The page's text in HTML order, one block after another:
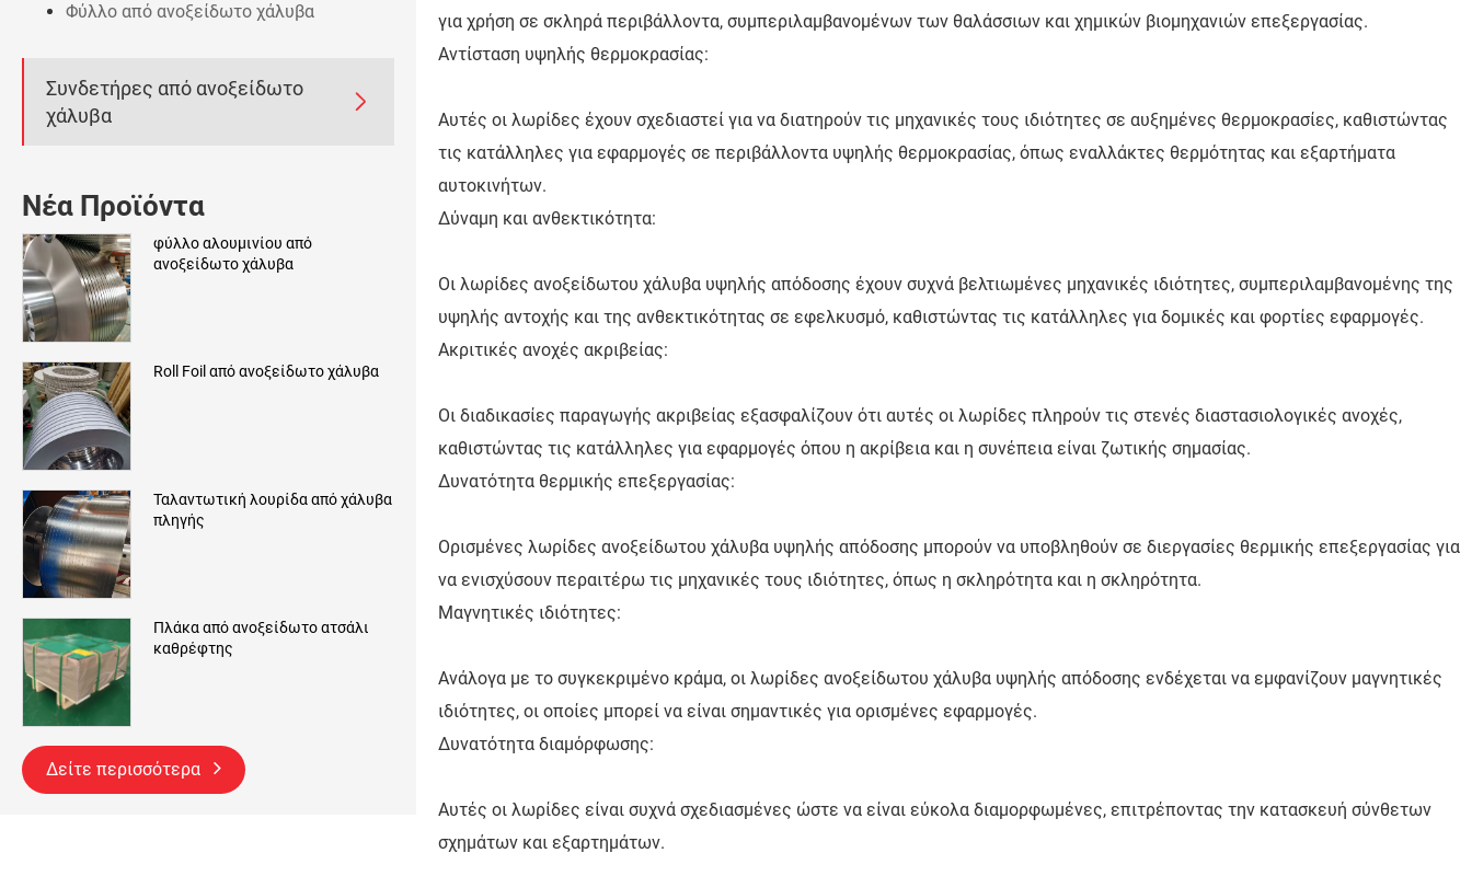
Φύλλο από ανοξείδωτο χάλυβα
Συνδετήρες από ανοξείδωτο
χάλυβα

Νέα Προϊόντα
φύλλο αλουμινίου από
ανοξείδωτο χάλυβα
Roll Foil από ανοξείδωτο χάλυβα
Ταλαντωτική λουρίδα από χάλυβα
πληγής
Πλάκα από ανοξείδωτο ατσάλι
καθρέφτης
Δείτε περισσότερα
για χρήση σε σκληρά περιβάλλοντα, συμπεριλαμβανομένων των θαλάσσιων και χημικών βιομηχανιών επεξεργασίας.
Αντίσταση υψηλής θερμοκρασίας:
Αυτές οι λωρίδες έχουν σχεδιαστεί για να διατηρούν τις μηχανικές τους ιδιότητες σε αυξημένες θερμοκρασίες, καθιστώντας
τις κατάλληλες για εφαρμογές σε περιβάλλοντα υψηλής θερμοκρασίας, όπως εναλλάκτες θερμότητας και εξαρτήματα
αυτοκινήτων.
Δύναμη και ανθεκτικότητα:
Οι λωρίδες ανοξείδωτου χάλυβα υψηλής απόδοσης έχουν συχνά βελτιωμένες μηχανικές ιδιότητες, συμπεριλαμβανομένης της
υψηλής αντοχής και της ανθεκτικότητας σε εφελκυσμό, καθιστώντας τις κατάλληλες για δομικές και φορτίες εφαρμογές.
Ακριτικές ανοχές ακριβείας:
Οι διαδικασίες παραγωγής ακριβείας εξασφαλίζουν ότι αυτές οι λωρίδες πληρούν τις στενές διαστασιολογικές ανοχές,
καθιστώντας τις κατάλληλες για εφαρμογές όπου η ακρίβεια και η συνέπεια είναι ζωτικής σημασίας.
Δυνατότητα θερμικής επεξεργασίας:
Ορισμένες λωρίδες ανοξείδωτου χάλυβα υψηλής απόδοσης μπορούν να υποβληθούν σε διεργασίες θερμικής επεξεργασίας για
να ενισχύσουν περαιτέρω τις μηχανικές τους ιδιότητες, όπως η σκληρότητα και η σκληρότητα.
Μαγνητικές ιδιότητες:
Ανάλογα με το συγκεκριμένο κράμα, οι λωρίδες ανοξείδωτου χάλυβα υψηλής απόδοσης ενδέχεται να εμφανίζουν μαγνητικές
ιδιότητες, οι οποίες μπορεί να είναι σημαντικές για ορισμένες εφαρμογές.
Δυνατότητα διαμόρφωσης:
Αυτές οι λωρίδες είναι συχνά σχεδιασμένες ώστε να είναι εύκολα διαμορφωμένες, επιτρέποντας την κατασκευή σύνθετων
σχημάτων και εξαρτημάτων.